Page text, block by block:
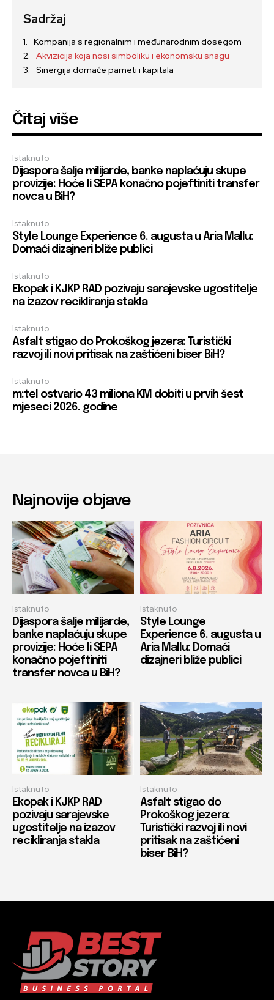
Sadržaj
Kompanija s regionalnim i međunarodnim dosegom
Akvizicija koja nosi simboliku i ekonomsku snagu
Sinergija domaće pameti i kapitala
Čitaj više
Istaknuto
Dijaspora šalje milijarde, banke naplaćuju skupe
provizije: Hoće li SEPA konačno pojeftiniti transfer
novca u BiH?
Istaknuto
Style Lounge Experience 6. augusta u Aria Mallu:
Domaći dizajneri bliže publici
Istaknuto
Ekopak i KJKP RAD pozivaju sarajevske ugostitelje
na izazov recikliranja stakla
Istaknuto
Asfalt stigao do Prokoškog jezera: Turistički
razvoj ili novi pritisak na zaštićeni biser BiH?
Istaknuto
m:tel ostvario 43 miliona KM dobiti u prvih šest
mjeseci 2026. godine
Najnovije objave
Istaknuto
Dijaspora šalje milijarde,
banke naplaćuju skupe
provizije: Hoće li SEPA
konačno pojeftiniti
transfer novca u BiH?
Istaknuto
Style Lounge
Experience 6. augusta u
Aria Mallu: Domaći
dizajneri bliže publici
Istaknuto
Ekopak i KJKP RAD
pozivaju sarajevske
ugostitelje na izazov
recikliranja stakla
Istaknuto
Asfalt stigao do
Prokoškog jezera:
Turistički razvoj ili novi
pritisak na zaštićeni
biser BiH?